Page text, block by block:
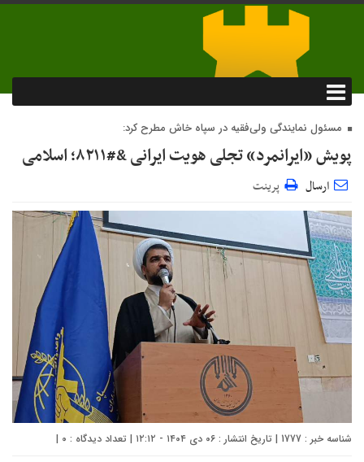
مسئول نمایندگی ولی‌فقیه در سپاه خاش مطرح کرد:
پویش «ایرانمرد» تجلی هویت ایرانی &#۸۲۱۱; اسلامی
ارسال پرینت
شناسه خبر : 1777 | تاریخ انتشار : ۰۶ دی ۱۴۰۴ - ۱۲:۱۲ | تعداد دیدگاه : ۰ |